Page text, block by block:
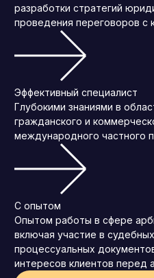
разработки стратегий
проведения переговоров с
Эффективный специалист
Глубокими знаниями в
гражданского и
международного частного
С опытом
Опытом работы в сфере
включая участие в
процессуальных
интересов клиентов перед